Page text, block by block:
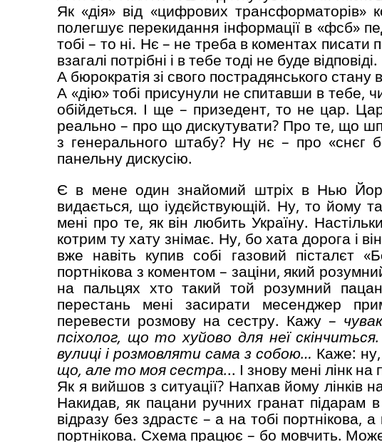
Як «дія» від «цифрових трансформаторів»
полегшує перекидання інформації в «фсб»
тобі – то ні. Нє – не треба в коментах писати
взагалі потрібні і в тебе тоді не буде відповіді.
А бюрократія зі свого пострадянського
А «дію» тобі присунули не спитавши в тебе,
обійдеться. І ще – призедент, то не цар.
реально – про що дискутувати? Про те, що
з генерального штабу? Ну нє – про
панельну дискусію.
Є в мене один знайомий штріх в Нью
видається, що іудєйствующій. Ну, то йому
мені про те, як він любить Україну.
котрим ту хату знімає. Ну, бо хата дорога і
вже навіть купив собі газовий пісталєт
портнікова з коментом – заціни, який
на пальцях хто такий той розумний
перестань мені засирати месенджер
перевести розмову на сестру. Кажу –
псіхолог, що то хуйово для неї
вулиці і розмовляти сама з собою… Каже:
що, але то моя сестра... І знову мені лінк на
Як я вийшов з ситуації? Напхав йому лінків
Накидав, як пацани ручних гранат підарам
відразу без здрастє – а на тобі
портнікова. Схема працює – бо мовчить.